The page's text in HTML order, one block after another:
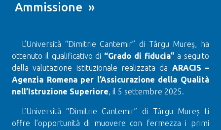
Ammissione »
L’Università “Dimitrie Cantemir” di Târgu Mureş, ha
ottenuto il qualificativo di “Grado di fiducia” a seguito
della valutazione istituzionale realizzata da ARACIS –
Agenzia Romena per l’Assicurazione della Qualità
nell’Istruzione Superiore, il 5 settembre 2025.
L’Università “Dimitrie Cantemir” di Târgu Mureș ti
offre l’opportunità di muovere con fermezza i primi